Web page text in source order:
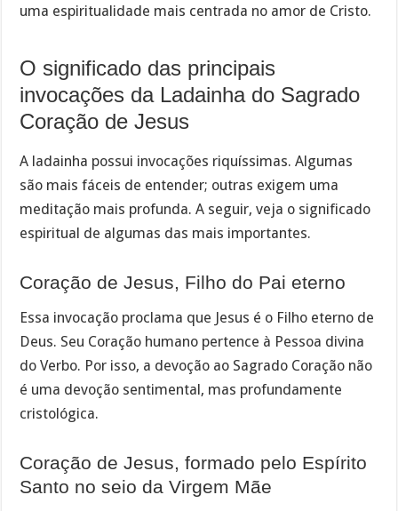
uma espiritualidade mais centrada no amor de Cristo.
O significado das principais
invocações da Ladainha do Sagrado
Coração de Jesus
A ladainha possui invocações riquíssimas. Algumas
são mais fáceis de entender; outras exigem uma
meditação mais profunda. A seguir, veja o significado
espiritual de algumas das mais importantes.
Coração de Jesus, Filho do Pai eterno
Essa invocação proclama que Jesus é o Filho eterno de
Deus. Seu Coração humano pertence à Pessoa divina
do Verbo. Por isso, a devoção ao Sagrado Coração não
é uma devoção sentimental, mas profundamente
cristológica.
Coração de Jesus, formado pelo Espírito
Santo no seio da Virgem Mãe